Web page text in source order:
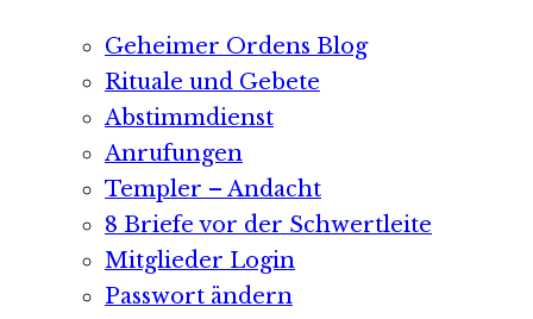
Geheimer Ordens Blog
Rituale und Gebete
Abstimmdienst
Anrufungen
Templer – Andacht
8 Briefe vor der Schwertleite
Mitglieder Login
Passwort ändern